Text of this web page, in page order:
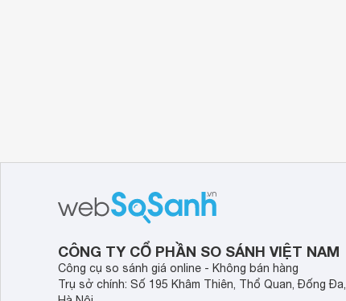
CÔNG TY CỔ PHẦN SO SÁNH VIỆT NAM
Công cụ so sánh giá online - Không bán hàng
Trụ sở chính: Số 195 Khâm Thiên, Thổ Quan, Đống Đa,